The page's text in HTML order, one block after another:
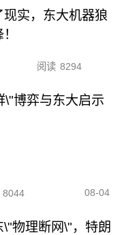
实，东大机器狼
阅读 8294
\"博弈与东大启示
8044 08-04
物理断网\"，特朗